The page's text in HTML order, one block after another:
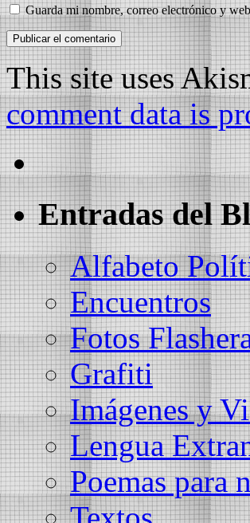
Guarda mi nombre, correo electrónico y
This site uses
comment data is
Entradas del
Alfabeto
Encuentros
Fotos
Grafiti
Imágenes y
Lengua
Poemas para